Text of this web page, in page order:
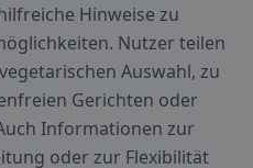
Hinweise zu
Nutzer teilen
Auswahl, zu
Gerichten oder
Informationen zur
oder zur Flexibilität